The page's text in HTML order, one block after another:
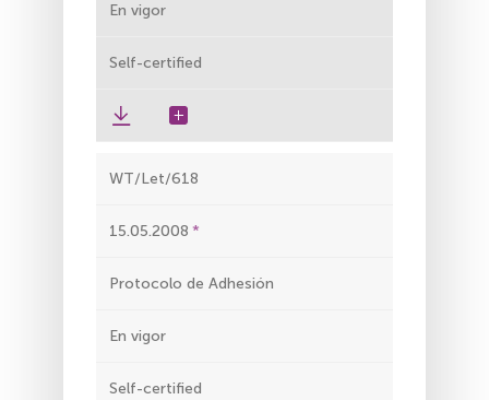
En vigor
Self-certified
WT/Let/618
15.05.2008
Protocolo de Adhesión
En vigor
Self-certified